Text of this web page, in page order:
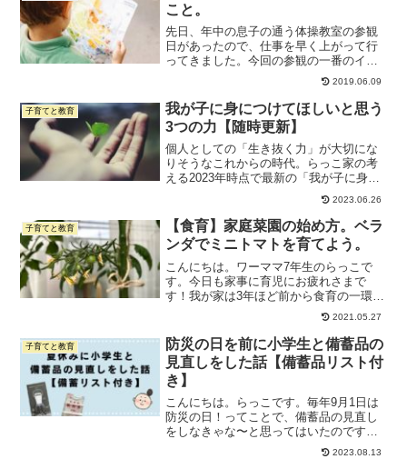
こと。
先日、年中の息子の通う体操教室の参観
日があったので、仕事を早く上がって行
ってきました。今回の参観の一番のイベ
ントは鉄棒での「前回り」です。息子は
緊張しながらも、2回あった順番のうち2
回とも上手に回れて、私は涙腺崩壊。笑
前回半年ほど前に参観し...
2019.06.09
子育てと教育
我が子に身につけてほしいと思う
3つの力【随時更新】
個人としての「生き抜く力」が大切にな
りそうなこれからの時代。らっこ家の考
える2023年時点で最新の「我が子に身に
つけてほしい3つの力」は、考え続ける
力・巻き込み力・交渉力。なぜそう考え
るのかの理由と、前回（2019年）との差
をまとめています。
2023.06.26
子育てと教育
【食育】家庭菜園の始め方。ベラ
ンダでミニトマトを育てよう。
こんにちは。ワーママ7年生のらっこで
す。今日も家事に育児にお疲れさまで
す！我が家は3年ほど前から食育の一環と
して家庭菜園（ベランダ菜園）を始めま
した。今年はミニトマト、オクラ、バジ
ルを育てています。野菜ではないけど、
アサガオとヒマワリも育て...
2021.05.27
子育てと教育
防災の日を前に小学生と備蓄品の
見直しをした話【備蓄品リスト付
き】
こんにちは。らっこです。毎年9月1日は
防災の日！ってことで、備蓄品の見直し
をしなきゃな〜と思ってはいたのです
が、、、らっこ腰が重すぎてずっと現実
2023.08.13